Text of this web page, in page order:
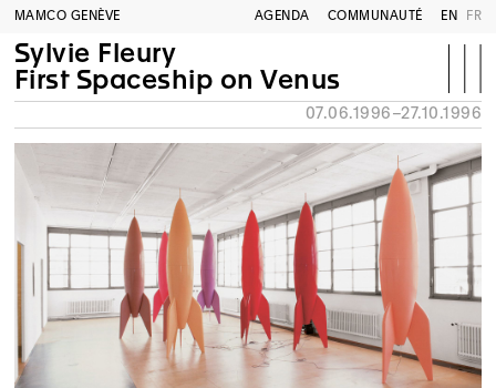
MAMCO GENÈVE AGENDA COMMUNAUTÉ EN FR
Sylvie Fleury
First Spaceship on Venus
07.06.1996–27.10.1996